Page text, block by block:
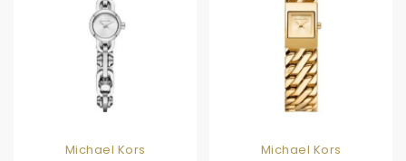
Michael Kors
Michael Kors